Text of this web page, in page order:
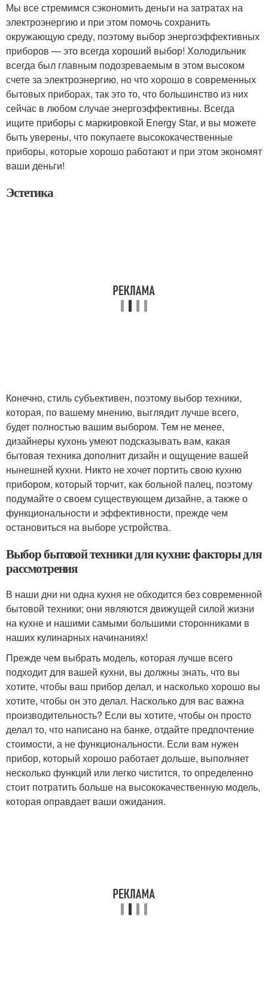
Мы все стремимся сэкономить деньги на затратах на
электроэнергию и при этом помочь сохранить
окружающую среду, поэтому выбор энергоэффективных
приборов — это всегда хороший выбор! Холодильник
всегда был главным подозреваемым в этом высоком
счете за электроэнергию, но что хорошо в современных
бытовых приборах, так это то, что большинство из них
сейчас в любом случае энергоэффективны. Всегда
ищите приборы с маркировкой Energy Star, и вы можете
быть уверены, что покупаете высококачественные
приборы, которые хорошо работают и при этом экономят
ваши деньги!
Эстетика
Конечно, стиль субъективен, поэтому выбор техники,
которая, по вашему мнению, выглядит лучше всего,
будет полностью вашим выбором. Тем не менее,
дизайнеры кухонь умеют подсказывать вам, какая
бытовая техника дополнит дизайн и ощущение вашей
нынешней кухни. Никто не хочет портить свою кухню
прибором, который торчит, как больной палец, поэтому
подумайте о своем существующем дизайне, а также о
функциональности и эффективности, прежде чем
остановиться на выборе устройства.
Выбор бытовой техники для кухни: факторы для
рассмотрения
В наши дни ни одна кухня не обходится без современной
бытовой техники; они являются движущей силой жизни
на кухне и нашими самыми большими сторонниками в
наших кулинарных начинаниях!
Прежде чем выбрать модель, которая лучше всего
подходит для вашей кухни, вы должны знать, что вы
хотите, чтобы ваш прибор делал, и насколько хорошо вы
хотите, чтобы он это делал. Насколько для вас важна
производительность? Если вы хотите, чтобы он просто
делал то, что написано на банке, отдайте предпочтение
стоимости, а не функциональности. Если вам нужен
прибор, который хорошо работает дольше, выполняет
несколько функций или легко чистится, то определенно
стоит потратить больше на высококачественную модель,
которая оправдает ваши ожидания.